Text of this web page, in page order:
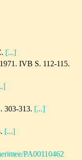
[...]
IVB S. 112-115.
303-313. [...]
[...]
PA00110462